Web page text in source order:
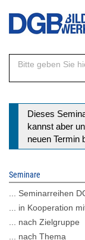
Direkt
Inhalt
Dieses
kannst aber
neuen Termin
Seminare
... Seminarreihen
... in Kooperation
... nach Zielgruppe
... nach Thema